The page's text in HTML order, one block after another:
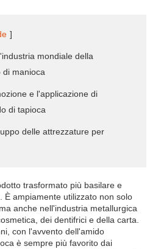
]
mondiale della
di manioca
e l'applicazione di
di tapioca
delle attrezzature per
trasformato più basilare e
È ampiamente utilizzato non solo
anche nell'industria metallurgica
dei dentifrici e della carta.
con l'avvento dell'amido
è sempre più favorito dai